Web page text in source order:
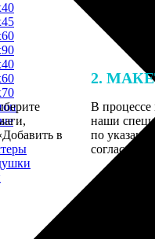
в
2.
В процессе
наши
по